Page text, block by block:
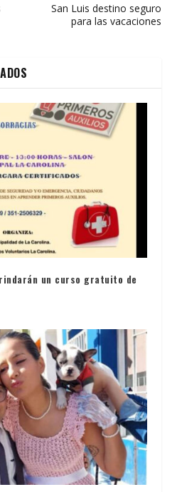
San Luis destino seguro
para las vacaciones
un curso gratuito de